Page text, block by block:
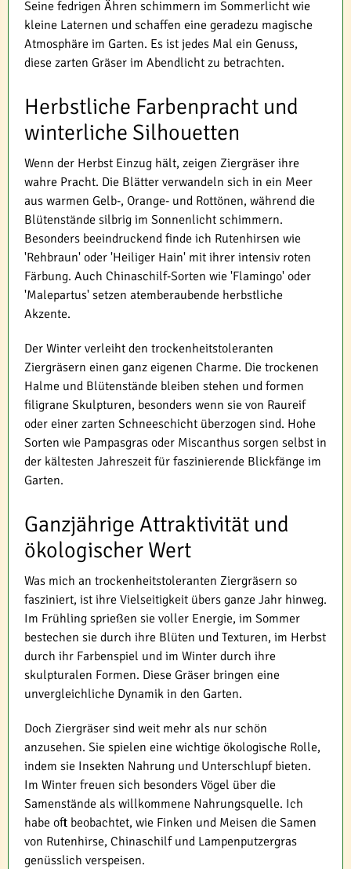
Seine fedrigen Ähren schimmern im Sommerlicht wie
kleine Laternen und schaffen eine geradezu magische
Atmosphäre im Garten. Es ist jedes Mal ein Genuss,
diese zarten Gräser im Abendlicht zu betrachten.
Herbstliche Farbenpracht und
winterliche Silhouetten
Wenn der Herbst Einzug hält, zeigen Ziergräser ihre
wahre Pracht. Die Blätter verwandeln sich in ein Meer
aus warmen Gelb-, Orange- und Rottönen, während die
Blütenstände silbrig im Sonnenlicht schimmern.
Besonders beeindruckend finde ich Rutenhirsen wie
'Rehbraun' oder 'Heiliger Hain' mit ihrer intensiv roten
Färbung. Auch Chinaschilf-Sorten wie 'Flamingo' oder
'Malepartus' setzen atemberaubende herbstliche
Akzente.
Der Winter verleiht den trockenheitstoleranten
Ziergräsern einen ganz eigenen Charme. Die trockenen
Halme und Blütenstände bleiben stehen und formen
filigrane Skulpturen, besonders wenn sie von Raureif
oder einer zarten Schneeschicht überzogen sind. Hohe
Sorten wie Pampasgras oder Miscanthus sorgen selbst in
der kältesten Jahreszeit für faszinierende Blickfänge im
Garten.
Ganzjährige Attraktivität und
ökologischer Wert
Was mich an trockenheitstoleranten Ziergräsern so
fasziniert, ist ihre Vielseitigkeit übers ganze Jahr hinweg.
Im Frühling sprießen sie voller Energie, im Sommer
bestechen sie durch ihre Blüten und Texturen, im Herbst
durch ihr Farbenspiel und im Winter durch ihre
skulpturalen Formen. Diese Gräser bringen eine
unvergleichliche Dynamik in den Garten.
Doch Ziergräser sind weit mehr als nur schön
anzusehen. Sie spielen eine wichtige ökologische Rolle,
indem sie Insekten Nahrung und Unterschlupf bieten.
Im Winter freuen sich besonders Vögel über die
Samenstände als willkommene Nahrungsquelle. Ich
habe oft beobachtet, wie Finken und Meisen die Samen
von Rutenhirse, Chinaschilf und Lampenputzergras
genüsslich verspeisen.